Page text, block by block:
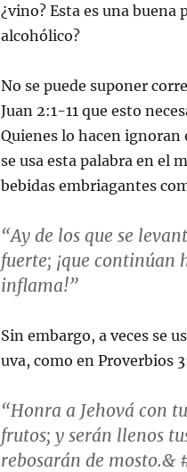
¿vino? Esta es una buena
alcohólico?
No se puede suponer
Juan 2:1-11 que esto
Quienes lo hacen
se usa esta palabra en el
bebidas embriagantes
“Ay de los que se
fuerte; ¡que continúan
inflama!”
Sin embargo, a veces se
uva, como en Proverbios
“Honra a Jehová con
frutos; y serán llenos
rebosarán de mosto.&